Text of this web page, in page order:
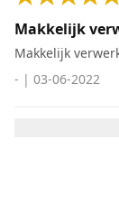
Makkelijk
Makkelijk
- | 03-06-2022